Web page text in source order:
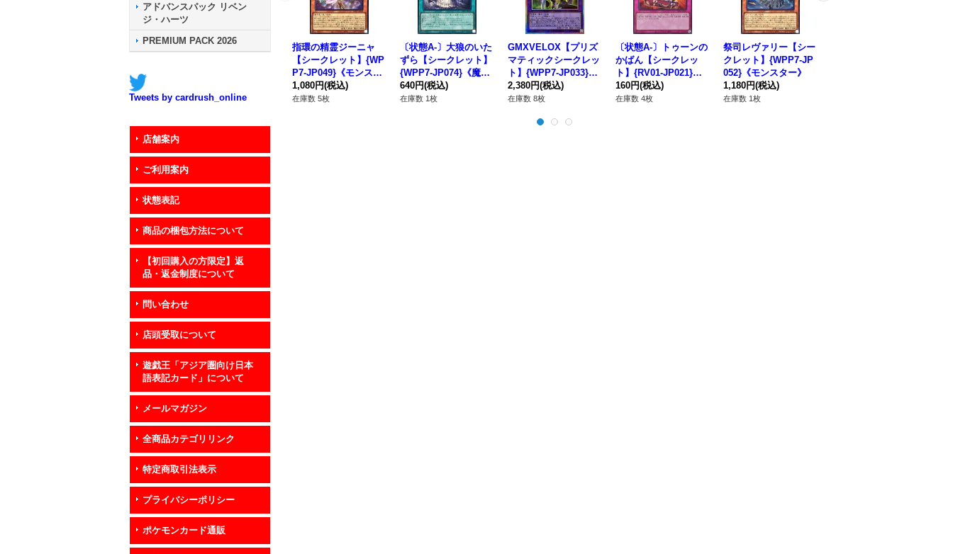
アドバンスパック リベン
ジ・ハーツ
PREMIUM PACK 2026
Tweets by cardrush_online
店舗案内
ご利用案内
状態表記
商品の梱包方法について
【初回購入の方限定】返
品・返金制度について
問い合わせ
店頭受取について
遊戯王「アジア圏向け日本
語表記カード」について
メールマガジン
全商品カテゴリリンク
特定商取引法表示
プライバシーポリシー
ポケモンカード通販
指環の精霊ジーニャ
【シークレット】{WP
P7-JP049}《モンスタ
ー》
1,080円(税込)
在庫数 5枚
〔状態A-〕大狼のいた
ずら【シークレット】
{WPP7-JP074}《魔
法》
640円(税込)
在庫数 1枚
GMXVELOX【プリズ
マティックシークレッ
ト】{WPP7-JP033}
《融合》
2,380円(税込)
在庫数 8枚
〔状態A-〕トゥーンの
かばん【シークレッ
ト】{RV01-JP021}
《罠》
160円(税込)
在庫数 4枚
祭司レヴァリー【シー
クレット】{WPP7-JP
052}《モンスター》
1,180円(税込)
在庫数 1枚